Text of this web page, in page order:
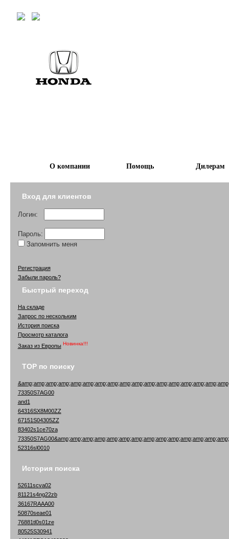
О компании Помощь Дилерам
Вход для клиентов
Логин:
Пароль:
Запомнить меня
Регистрация
Забыли пароль?
Быстрый переход
На складе
Запрос по нескольким
История поиска
Просмотр каталога
Заказ из Европы Новинка!!!
TOP по поиску
73350S7AG00
and1
64316SX8M00ZZ
67151S04305ZZ
83402s1ce70za
52316sl0010
История поиска
52611scva02
81121s4ng22zb
36167RAAA00
50870seae01
76881tl0s01ze
80525S30941